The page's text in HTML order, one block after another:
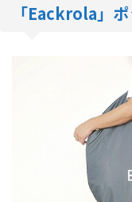
「Eackrola」